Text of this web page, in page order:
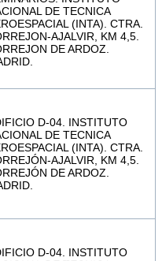
DE TECNICA
(INTA). CTRA.
AJALVIR, KM 4,5.
DE ARDOZ.
D-04. INSTITUTO
DE TECNICA
(INTA). CTRA.
AJALVIR, KM 4,5.
DE ARDOZ.
D-04. INSTITUTO